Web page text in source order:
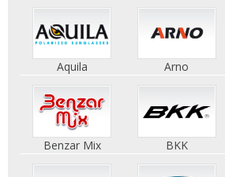
Aquila Arno
Benzar Mix BKK